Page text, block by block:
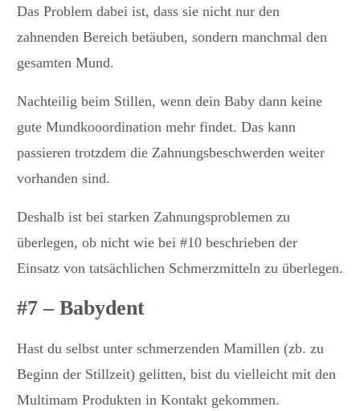
Das Problem dabei ist, dass sie nicht nur den
zahnenden Bereich betäuben, sondern manchmal den
gesamten Mund.
Nachteilig beim Stillen, wenn dein Baby dann keine
gute Mundkooordination mehr findet. Das kann
passieren trotzdem die Zahnungsbeschwerden weiter
vorhanden sind.
Deshalb ist bei starken Zahnungsproblemen zu
überlegen, ob nicht wie bei #10 beschrieben der
Einsatz von tatsächlichen Schmerzmitteln zu überlegen.
#7 – Babydent
Hast du selbst unter schmerzenden Mamillen (zb. zu
Beginn der Stillzeit) gelitten, bist du vielleicht mit den
Multimam Produkten in Kontakt gekommen.